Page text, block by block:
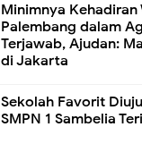
Minimnya Kehadiran
Palembang dalam
Terjawab, Ajudan:
di Jakarta
Sekolah Favorit
SMPN 1 Sambelia